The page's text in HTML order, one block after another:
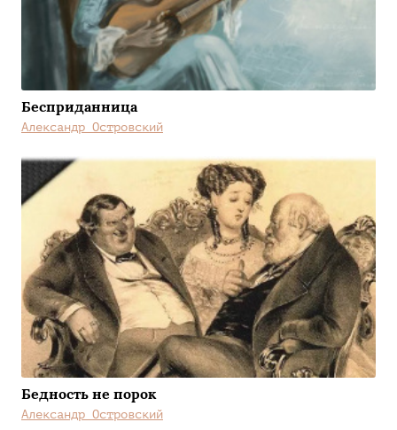
Бесприданница
Александр Островский
Бедность не порок
Александр Островский